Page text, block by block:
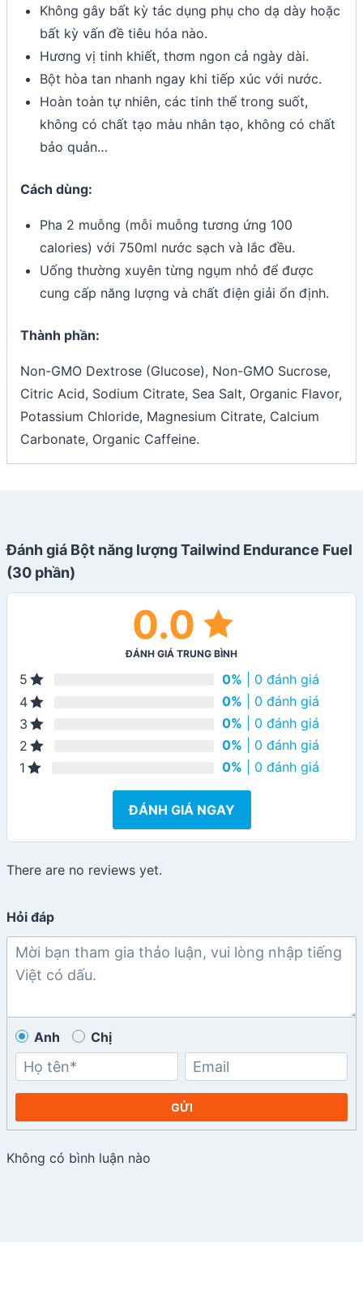
Không gây bất kỳ tác dụng phụ cho dạ dày hoặc
bất kỳ vấn đề tiêu hóa nào.
Hương vị tinh khiết, thơm ngon cả ngày dài.
Bột hòa tan nhanh ngay khi tiếp xúc với nước.
Hoàn toàn tự nhiên, các tinh thể trong suốt,
không có chất tạo màu nhân tạo, không có chất
bảo quản…
Cách dùng:
Pha 2 muỗng (mỗi muỗng tương ứng 100
calories) với 750ml nước sạch và lắc đều.
Uống thường xuyên từng ngụm nhỏ để được
cung cấp năng lượng và chất điện giải ổn định.
Thành phần:
Non-GMO Dextrose (Glucose), Non-GMO Sucrose,
Citric Acid, Sodium Citrate, Sea Salt, Organic Flavor,
Potassium Chloride, Magnesium Citrate, Calcium
Carbonate, Organic Caffeine.
Đánh giá Bột năng lượng Tailwind Endurance Fuel
(30 phần)
0.0
ĐÁNH GIÁ TRUNG BÌNH
5 0% | 0 đánh giá
4
0% | 0 đánh giá
3
0% | 0 đánh giá
2
0% | 0 đánh giá
1
0% | 0 đánh giá
ĐÁNH GIÁ NGAY
There are no reviews yet.
Hỏi đáp
Anh Chị
GỬI
Không có bình luận nào